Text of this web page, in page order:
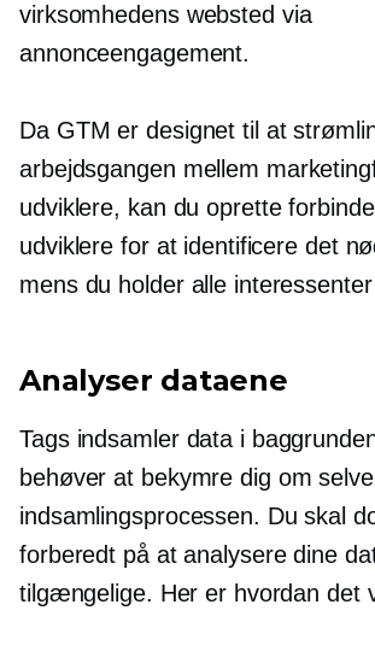
virksomhedens websted via
annonceengagement.
Da GTM er designet til at
arbejdsgangen mellem
udviklere, kan du oprette
udviklere for at identificere det
mens du holder alle
Analyser dataene
Tags indsamler data i
behøver at bekymre dig om selve
indsamlingsprocessen. Du skal
forberedt på at analysere dine
tilgængelige. Her er hvordan det